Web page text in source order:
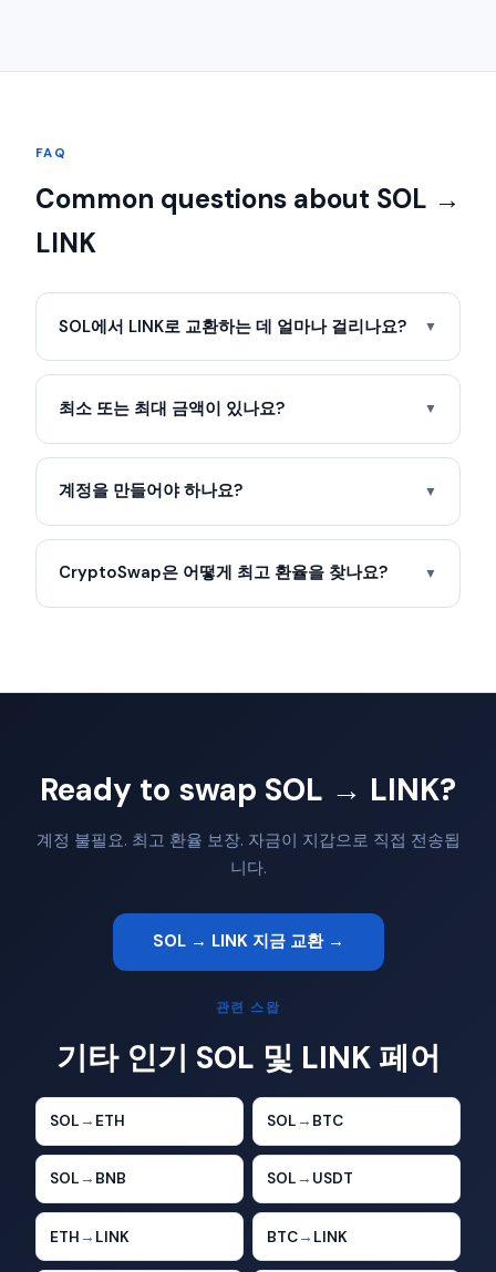
FAQ
Common questions about SOL →
LINK
SOL에서 LINK로 교환하는 데 얼마나 걸리나요? ▼
최소 또는 최대 금액이 있나요? ▼
계정을 만들어야 하나요? ▼
CryptoSwap은 어떻게 최고 환율을 찾나요? ▼
Ready to swap SOL → LINK?
계정 불필요. 최고 환율 보장. 자금이 지갑으로 직접 전송됩
니다.
SOL → LINK 지금 교환 →
관련 스왑
기타 인기 SOL 및 LINK 페어
SOL → ETH SOL → BTC
SOL → BNB SOL → USDT
ETH → LINK BTC→ LINK